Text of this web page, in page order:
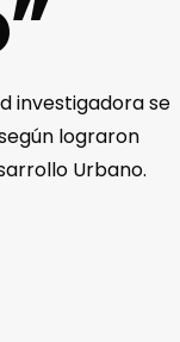
investigadora se
lograron
Urbano.